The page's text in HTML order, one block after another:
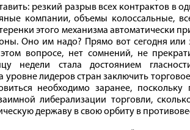
резкий разрыв всех контрактов в
компании, объемы колоссальные,
этого механизма автоматически
Оно им надо? Прямо вот сегодня
вопросе, нет сомнений, не
недели стала достоянием
уровне лидеров стран заключить
необходимо заранее,
либерализации торговли,
державу в свою орбиту в